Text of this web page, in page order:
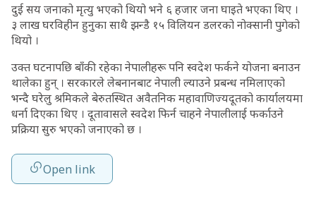
दुई सय जनाको मृत्यु भएको थियो भने ६ हजार जना घाइते भएका थिए ।
३ लाख घरविहीन हुनुका साथै झन्डै १५ विलियन डलरको नोक्सानी पुगेको
थियो ।
उक्त घटनापछि बाँकी रहेका नेपालीहरू पनि स्वदेश फर्कने योजना बनाउन
थालेका हुन् । सरकारले लेबनानबाट नेपाली ल्याउने प्रबन्ध नमिलाएको
भन्दै घरेलु श्रमिकले बेरुतस्थित अवैतनिक महावाणिज्यदूतको कार्यालयमा
धर्ना दिएका थिए । दूतावासले स्वदेश फिर्न चाहने नेपालीलाई फर्काउने
प्रक्रिया सुरु भएको जनाएको छ ।
Open link